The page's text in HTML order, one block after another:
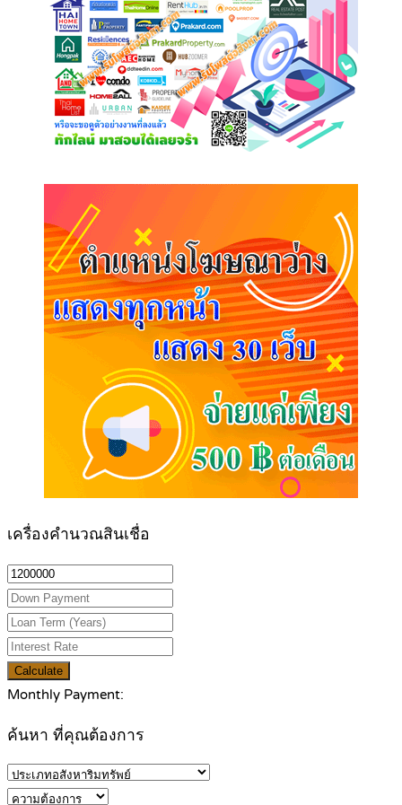
เครื่องคำนวณสินเชื่อ
Calculate
Monthly Payment:
ค้นหา ที่คุณต้องการ